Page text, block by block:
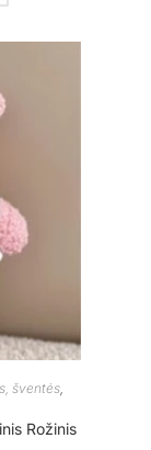
šventės,
Rožinis